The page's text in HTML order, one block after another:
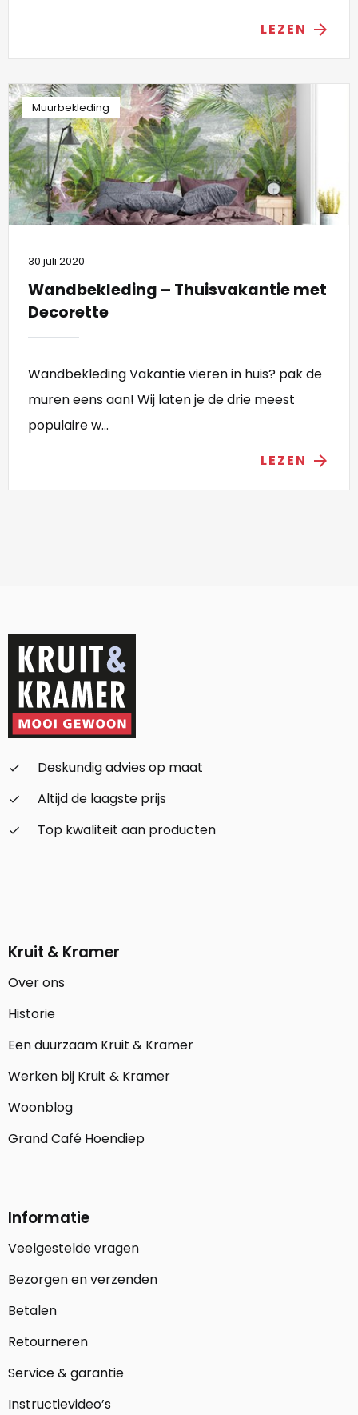
LEZEN arrow_forward
Muurbekleding
30 juli 2020
Wandbekleding – Thuisvakantie met
Decorette
Wandbekleding Vakantie vieren in huis? pak de
muren eens aan! Wij laten je de drie meest
populaire w...
LEZEN arrow_forward
check_small
Deskundig advies op maat
check_small
Altijd de laagste prijs
check_small
Top kwaliteit aan producten
Kruit & Kramer
Over ons
Historie
Een duurzaam Kruit & Kramer
Werken bij Kruit & Kramer
Woonblog
Grand Café Hoendiep
Informatie
Veelgestelde vragen
Bezorgen en verzenden
Betalen
Retourneren
Service & garantie
Instructievideo’s